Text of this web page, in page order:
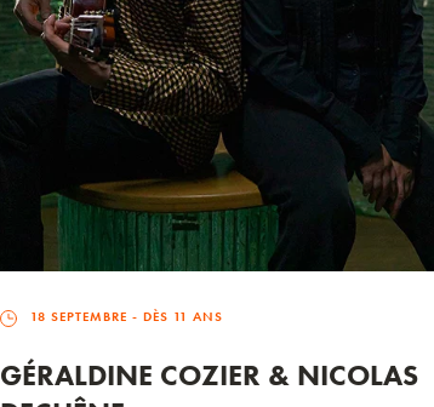
18 SEPTEMBRE - DÈS 11 ANS
GÉRALDINE COZIER & NICOLAS